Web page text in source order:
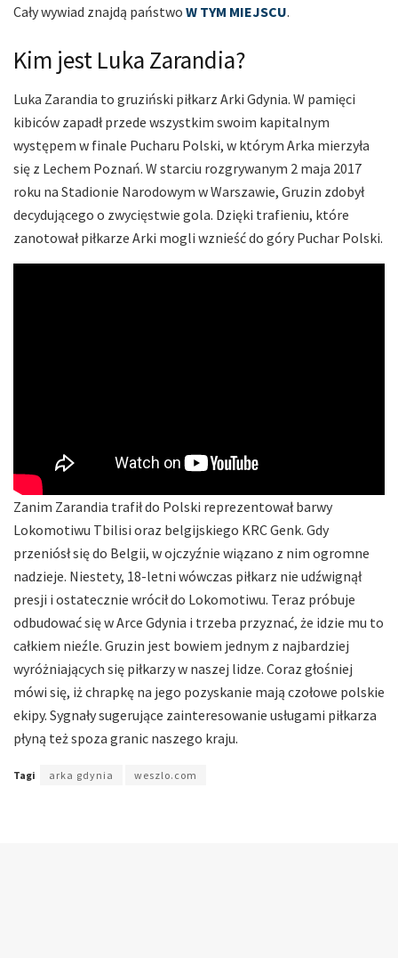
Cały wywiad znajdą państwo W TYM MIEJSCU.
Kim jest Luka Zarandia?
Luka Zarandia to gruziński piłkarz Arki Gdynia. W pamięci
kibiców zapadł przede wszystkim swoim kapitalnym
występem w finale Pucharu Polski, w którym Arka mierzyła
się z Lechem Poznań. W starciu rozgrywanym 2 maja 2017
roku na Stadionie Narodowym w Warszawie, Gruzin zdobył
decydującego o zwycięstwie gola. Dzięki trafieniu, które
zanotował piłkarze Arki mogli wznieść do góry Puchar Polski.
Zanim Zarandia trafił do Polski reprezentował barwy
Lokomotiwu Tbilisi oraz belgijskiego KRC Genk. Gdy
przeniósł się do Belgii, w ojczyźnie wiązano z nim ogromne
nadzieje. Niestety, 18-letni wówczas piłkarz nie udźwignął
presji i ostatecznie wrócił do Lokomotiwu. Teraz próbuje
odbudować się w Arce Gdynia i trzeba przyznać, że idzie mu to
całkiem nieźle. Gruzin jest bowiem jednym z najbardziej
wyróżniających się piłkarzy w naszej lidze. Coraz głośniej
mówi się, iż chrapkę na jego pozyskanie mają czołowe polskie
ekipy. Sygnały sugerujące zainteresowanie usługami piłkarza
płyną też spoza granic naszego kraju.
Tagi arka gdynia weszlo.com